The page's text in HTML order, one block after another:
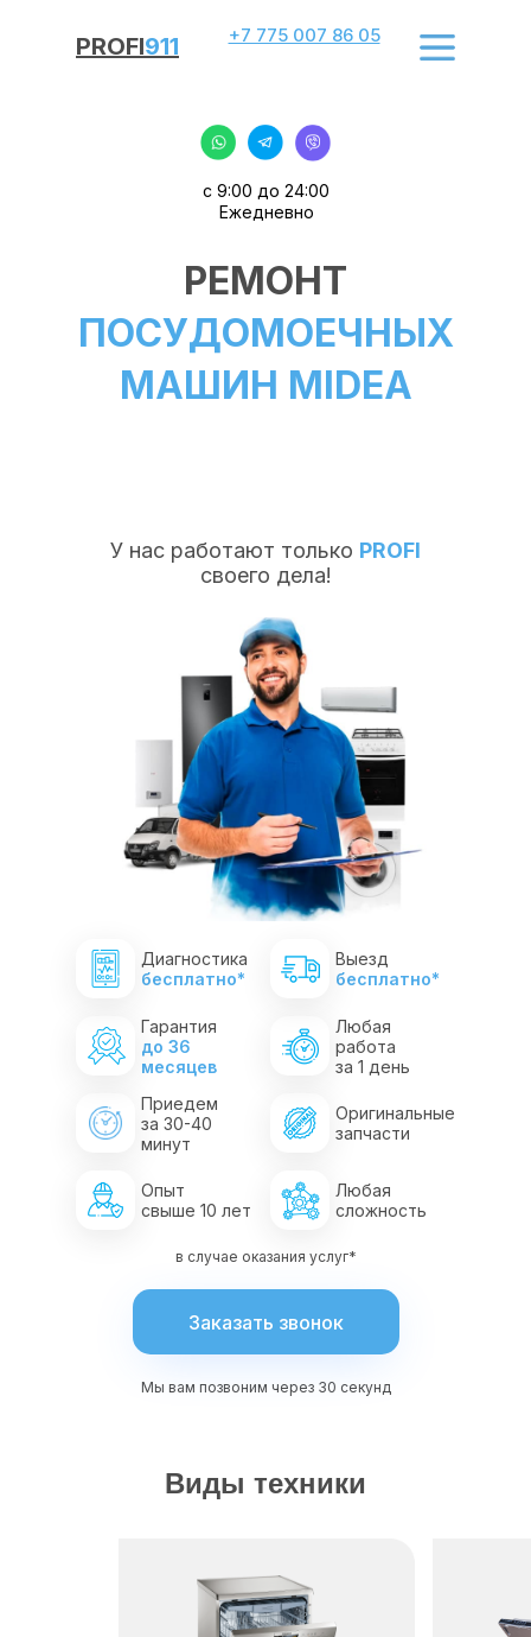
PROFI911 +7 775 007 86 05
РЕМОНТ
ПОСУДОМОЕЧНЫХ
МАШИН MIDEA
У нас работают только PROFI
своего дела!
Оригинальные
запчасти
Любая
сложность
Приедем
за 30-40
минут
Опыт
свыше 10 лет
Любая
работа
за 1 день
Гарантия
до 36
месяцев
Выезд
бесплатно*
Диагностика
бесплатно*
Мы вам позвоним через 30 секунд
в случае оказания услуг*
с 9:00 до 24:00
Ежедневно
Заказать звонок
Виды техники